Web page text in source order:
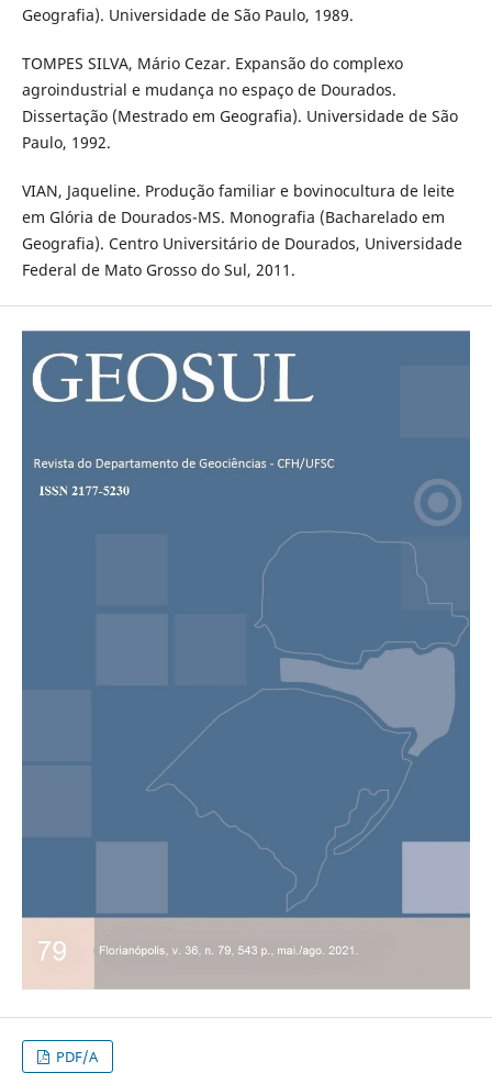
Geografia). Universidade de São Paulo, 1989.
TOMPES SILVA, Mário Cezar. Expansão do complexo
agroindustrial e mudança no espaço de Dourados.
Dissertação (Mestrado em Geografia). Universidade de São
Paulo, 1992.
VIAN, Jaqueline. Produção familiar e bovinocultura de leite
em Glória de Dourados-MS. Monografia (Bacharelado em
Geografia). Centro Universitário de Dourados, Universidade
Federal de Mato Grosso do Sul, 2011.
PDF/A